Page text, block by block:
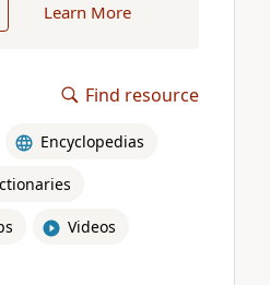
Learn More
Find resource
Encyclopedias
Videos